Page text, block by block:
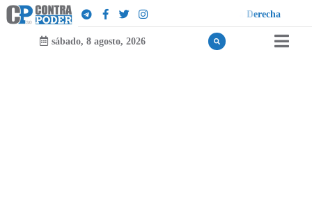
sábado, 8 agosto, 2026